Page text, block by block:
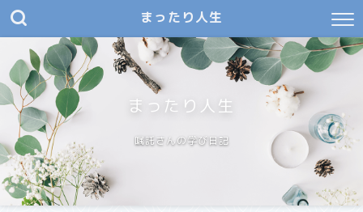
まったり人生
まったり人生
嘱託さんの学び日記